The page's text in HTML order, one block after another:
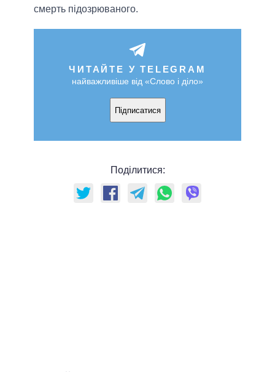
смерть підозрюваного.
ЧИТАЙТЕ У TELEGRAM
найважливіше від «Слово і діло»
Підписатися
Поділитися: